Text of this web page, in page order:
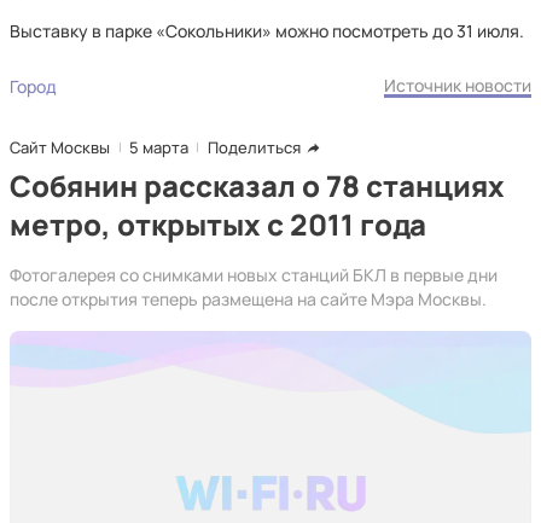
Выставку в парке «Сокольники» можно посмотреть до 31 июля.
Город Источник новости
Сайт Москвы 5 марта Поделиться
Собянин рассказал о 78 станциях
метро, открытых с 2011 года
Фотогалерея со снимками новых станций БКЛ в первые дни
после открытия теперь размещена на сайте Мэра Москвы.